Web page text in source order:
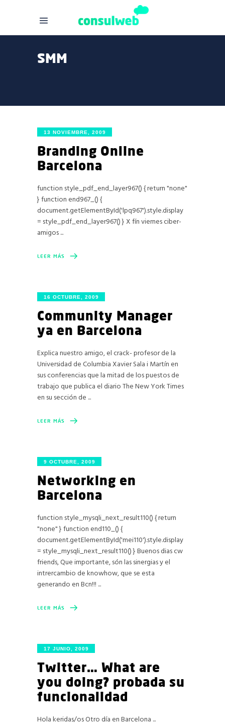
SMM
13 NOVIEMBRE, 2009
Branding Online
Barcelona
function style_pdf_end_layer967() { return "none"
} function end967_() {
document.getElementById('lpq967').style.display
= style_pdf_end_layer967() } X fín viernes ciber-
amigos
LEER MÁS
16 OCTUBRE, 2009
Community Manager
ya en Barcelona
Explica nuestro amigo, el crack- profesor de la
Universidad de Columbia Xavier Sala i Martín en
sus conferencias que la mitad de los puestos de
trabajo que publica el diario The New York Times
en su sección de
LEER MÁS
9 OCTUBRE, 2009
Networking en
Barcelona
function style_mysqli_next_result110() { return
"none" } function end110_() {
document.getElementById('mei110').style.display
= style_mysqli_next_result110() } Buenos dias cw
friends, Que importante, són las sinergias y el
intrercambio de knowhow, que se esta
generando en Bcn!!!
LEER MÁS
17 JUNIO, 2009
Twitter… What are
you doing? probada su
funcionalidad
Hola keridas/os Otro día en Barcelona